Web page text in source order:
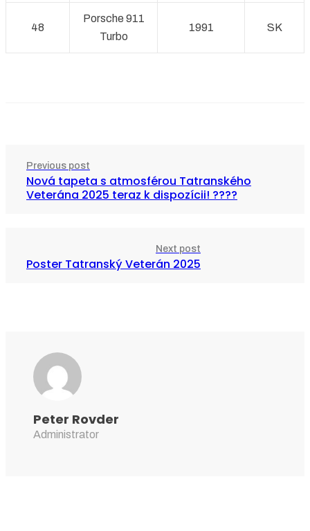
48
Porsche 911
Turbo
1991 SK
Previous post
Nová tapeta s atmosférou Tatranského
Veterána 2025 teraz k dispozícii! ????
Next post
Poster Tatranský Veterán 2025
Peter Rovder
Administrator